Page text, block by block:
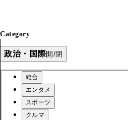
Category
政治・国際開/閉
総合
エンタメ
スポーツ
クルマ